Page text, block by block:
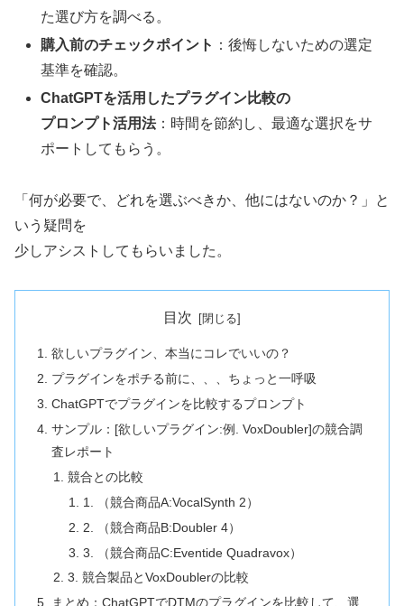
た選び方を調べる。
購入前のチェックポイント ：後悔しないための選定
基準を確認。
ChatGPTを活用したプラグイン比較の
プロンプト活用法：時間を節約し、最適な選択をサ
ポートしてもらう。
「何が必要で、どれを選ぶべきか、他にはないのか？」と
いう疑問を
少しアシストしてもらいました。
目次
欲しいプラグイン、本当にコレでいいの？
プラグインをポチる前に、、、ちょっと一呼吸
ChatGPTでプラグインを比較するプロンプト
サンプル：[欲しいプラグイン:例. VoxDoubler]の競合調
査レポート
競合との比較
1. （競合商品A:VocalSynth 2）
2. （競合商品B:Doubler 4）
3. （競合商品C:Eventide Quadravox）
3. 競合製品とVoxDoublerの比較
まとめ：ChatGPTでDTMのプラグインを比較して、選